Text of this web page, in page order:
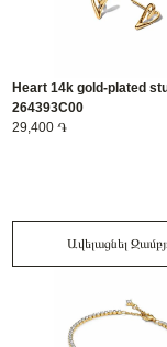
Heart 14k gold-plated
264393C00
29,400 ֏
Ավելացնել